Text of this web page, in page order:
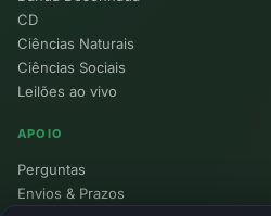
CD
Ciências Naturais
Ciências Sociais
Leilões ao vivo
APOIO
Perguntas
Envios & Prazos